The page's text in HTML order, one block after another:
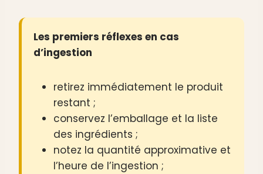
Les premiers réflexes en cas
d’ingestion
retirez immédiatement le produit
restant ;
conservez l’emballage et la liste
des ingrédients ;
notez la quantité approximative et
l’heure de l’ingestion ;